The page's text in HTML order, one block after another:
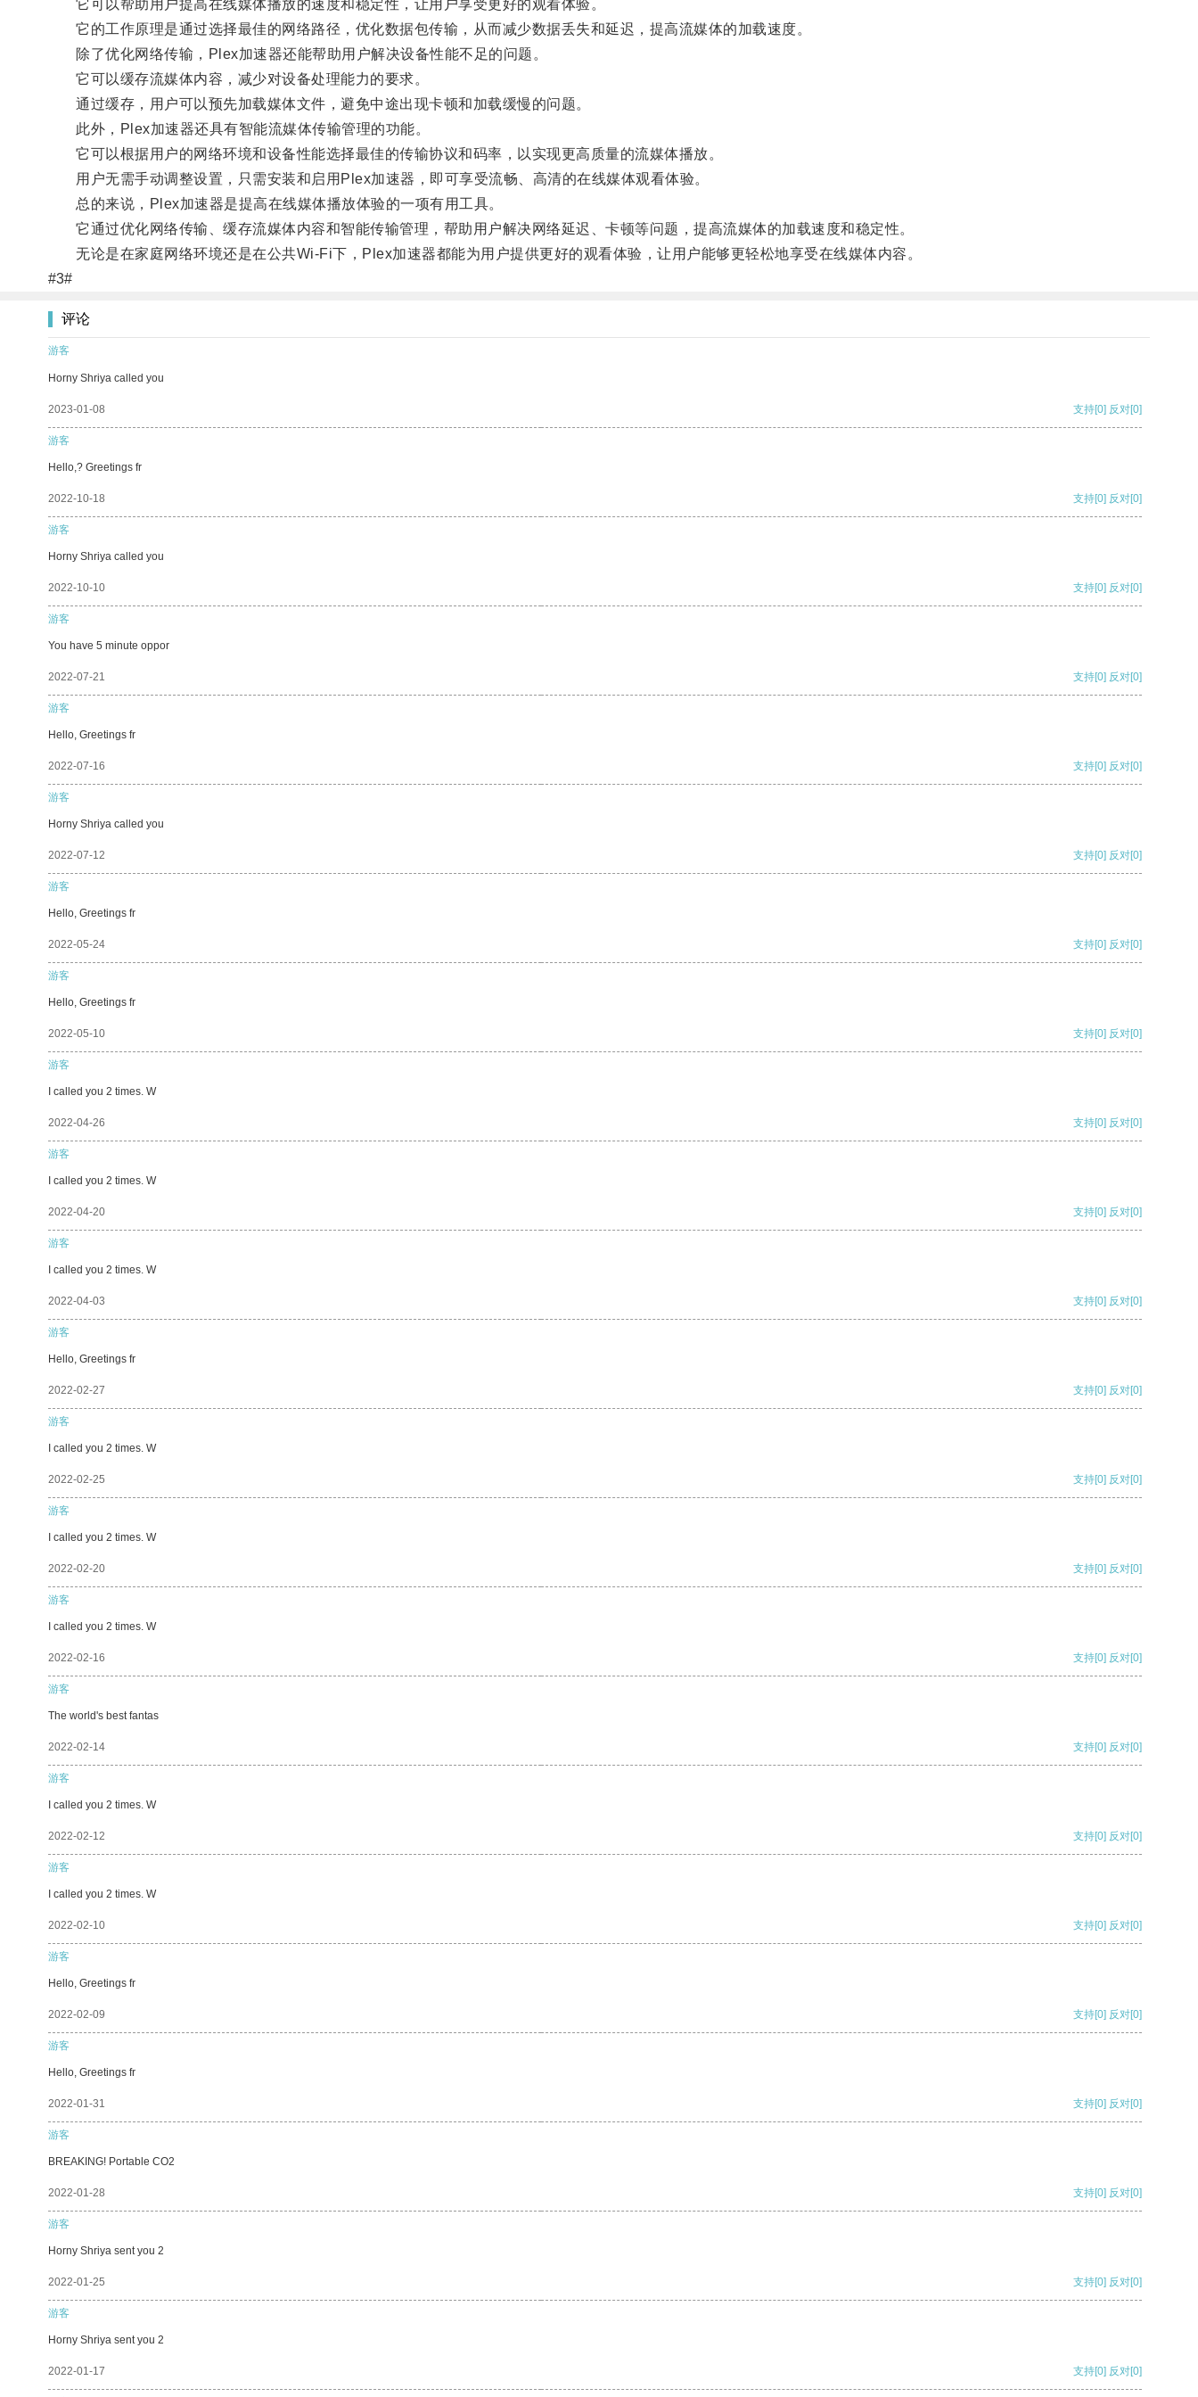
它可以帮助用户提高在线媒体播放的速度和稳定性，让用户享受更好的观看体验。
它的工作原理是通过选择最佳的网络路径，优化数据包传输，从而减少数据丢失和延迟，提高流媒体的加载速度。
除了优化网络传输，Plex加速器还能帮助用户解决设备性能不足的问题。
它可以缓存流媒体内容，减少对设备处理能力的要求。
通过缓存，用户可以预先加载媒体文件，避免中途出现卡顿和加载缓慢的问题。
此外，Plex加速器还具有智能流媒体传输管理的功能。
它可以根据用户的网络环境和设备性能选择最佳的传输协议和码率，以实现更高质量的流媒体播放。
用户无需手动调整设置，只需安装和启用Plex加速器，即可享受流畅、高清的在线媒体观看体验。
总的来说，Plex加速器是提高在线媒体播放体验的一项有用工具。
它通过优化网络传输、缓存流媒体内容和智能传输管理，帮助用户解决网络延迟、卡顿等问题，提高流媒体的加载速度和稳定性。
无论是在家庭网络环境还是在公共Wi-Fi下，Plex加速器都能为用户提供更好的观看体验，让用户能够更轻松地享受在线媒体内容。
#3#
评论
游客
Horny Shriya called you
2023-01-08 支持[0] 反对[0]
游客
Hello,? Greetings fr
2022-10-18 支持[0] 反对[0]
游客
Horny Shriya called you
2022-10-10 支持[0] 反对[0]
游客
You have 5 minute oppor
2022-07-21 支持[0] 反对[0]
游客
Hello, Greetings fr
2022-07-16 支持[0] 反对[0]
游客
Horny Shriya called you
2022-07-12 支持[0] 反对[0]
游客
Hello, Greetings fr
2022-05-24 支持[0] 反对[0]
游客
Hello, Greetings fr
2022-05-10 支持[0] 反对[0]
游客
I called you 2 times. W
2022-04-26 支持[0] 反对[0]
游客
I called you 2 times. W
2022-04-20 支持[0] 反对[0]
游客
I called you 2 times. W
2022-04-03 支持[0] 反对[0]
游客
Hello, Greetings fr
2022-02-27 支持[0] 反对[0]
游客
I called you 2 times. W
2022-02-25 支持[0] 反对[0]
游客
I called you 2 times. W
2022-02-20 支持[0] 反对[0]
游客
I called you 2 times. W
2022-02-16 支持[0] 反对[0]
游客
The world's best fantas
2022-02-14 支持[0] 反对[0]
游客
I called you 2 times. W
2022-02-12 支持[0] 反对[0]
游客
I called you 2 times. W
2022-02-10 支持[0] 反对[0]
游客
Hello, Greetings fr
2022-02-09 支持[0] 反对[0]
游客
Hello, Greetings fr
2022-01-31 支持[0] 反对[0]
游客
BREAKING! Portable CO2
2022-01-28 支持[0] 反对[0]
游客
Horny Shriya sent you 2
2022-01-25 支持[0] 反对[0]
游客
Horny Shriya sent you 2
2022-01-17 支持[0] 反对[0]